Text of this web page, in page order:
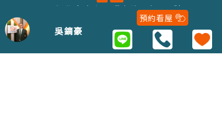
吳鏑豪
預約看屋
243新北市泰山區明志路二段116號
02-22979688
Copyright 2021 © 五泰房屋